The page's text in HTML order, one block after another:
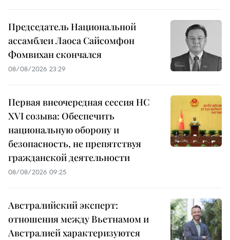
Председатель Национальной
ассамблеи Лаоса Сайсомфон
Фомвихан скончался
08/08/2026 23:29
Первая внеочередная сессия НС
XVI созыва: Обеспечить
национальную оборону и
безопасность, не препятствуя
гражданской деятельности
08/08/2026 09:25
Австралийский эксперт:
отношения между Вьетнамом и
Австралией характеризуются